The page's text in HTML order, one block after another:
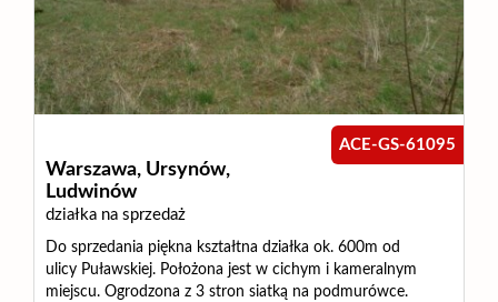
Warszawa, Ursynów,
Ludwinów
działka na sprzedaż
ACE-GS-61095
Do sprzedania piękna kształtna działka ok. 600m od
ulicy Puławskiej. Położona jest w cichym i kameralnym
miejscu. Ogrodzona z 3 stron siatką na podmurówce.